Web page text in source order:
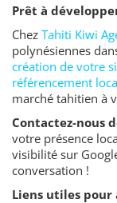
Prêt à
Chez Tahiti Kiwi
polynésiennes
création de votre
référencement
marché tahitien à
Contactez-nous
votre présence
visibilité sur
conversation !
Liens utiles